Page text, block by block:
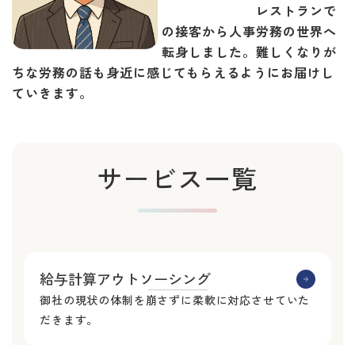
レストランで
の接客から人事労務の世界へ
転身しました。難しくなりが
ちな労務の話も身近に感じてもらえるようにお届けし
ていきます。
サービス一覧
給与計算アウトソーシング
御社の現状の体制を崩さずに柔軟に対応させていた
だきます。